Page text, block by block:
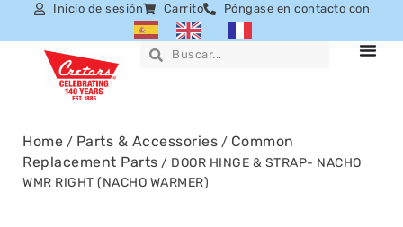
Inicio de sesión Carrito Póngase en contacto con
Home / Parts & Accessories / Common
Replacement Parts / DOOR HINGE & STRAP- NACHO
WMR RIGHT (NACHO WARMER)